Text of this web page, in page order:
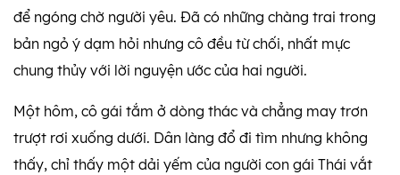
để ngóng chờ người yêu. Đã có những chàng trai trong
bản ngỏ ý dạm hỏi nhưng cô đều từ chối, nhất mực
chung thủy với lời nguyện ước của hai người.
Một hôm, cô gái tắm ở dòng thác và chẳng may trơn
trượt rơi xuống dưới. Dân làng đổ đi tìm nhưng không
thấy, chỉ thấy một dải yếm của người con gái Thái vắt